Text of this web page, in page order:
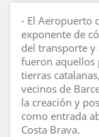
- El Aeropuerto
exponente de
del transporte y
fueron aquellos
tierras
vecinos de
la creación y
como entrada
Costa Brava.